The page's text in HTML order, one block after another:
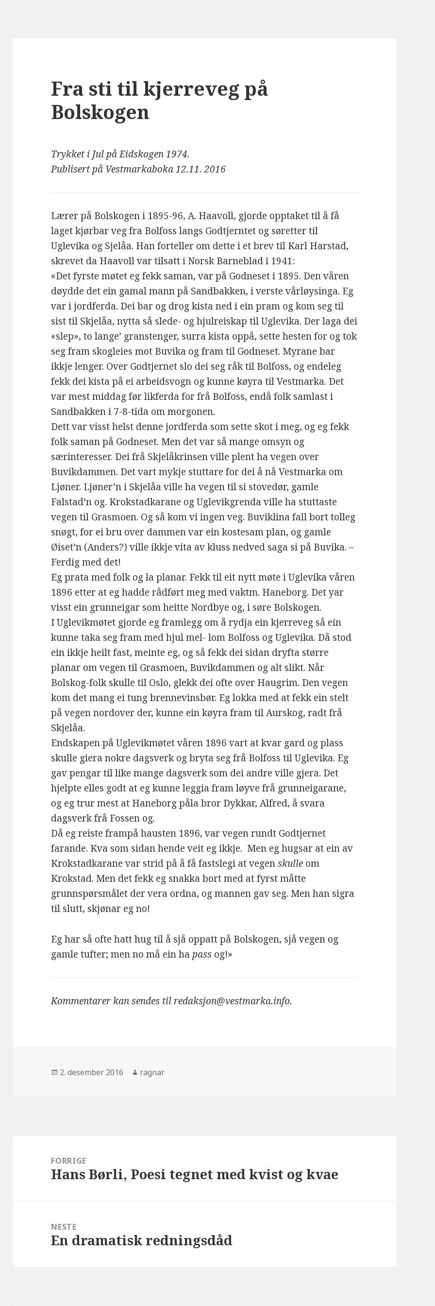
Fra sti til kjerreveg på
Bolskogen
Trykket i Jul på Eidskogen 1974.
Publisert på Vestmarkaboka 12.11. 2016
Lærer på Bolskogen i 1895-96, A. Haavoll, gjorde opptaket til å få
laget kjørbar veg fra Bolfoss langs Godtjerntet og søretter til
Uglevika og Sjelåa. Han forteller om dette i et brev til Karl Harstad,
skrevet da Haavoll var tilsatt i Norsk Barneblad i 1941:
«Det fyrste møtet eg fekk saman, var på Godneset i 1895. Den våren
døydde det ein gamal mann på Sandbakken, i verste vårløysinga. Eg
var i jordferda. Dei bar og drog kista ned i ein pram og kom seg til
sist til Skjelåa, nytta så slede- og hjulreiskap til Uglevika. Der laga dei
«slep», to lange’ granstenger, surra kista oppå, sette hesten for og tok
seg fram skogleies mot Buvika og fram til Godneset. Myrane bar
ikkje lenger. Over Godtjernet slo dei seg råk til Bolfoss, og endeleg
fekk dei kista på ei arbeidsvogn og kunne køyra til Vestmarka. Det
var mest middag før likferda for frå Bolfoss, endå folk samlast i
Sandbakken i 7-8-tida om morgonen.
Dett var visst helst denne jordferda som sette skot i meg, og eg fekk
folk saman på Godneset. Men det var så mange omsyn og
særinteresser. Dei frå Skjelåkrinsen ville plent ha vegen over
Buvikdammen. Det vart mykje stuttare for dei å nå Vestmarka om
Ljøner. Ljøner’n i Skjelåa ville ha vegen til si stovedør, gamle
Falstad’n og. Krokstadkarane og Uglevikgrenda ville ha stuttaste
vegen til Grasmoen. Og så kom vi ingen veg. Buviklina fall bort tolleg
snøgt, for ei bru over dammen var ein kostesam plan, og gamle
Øiset’n (Anders?) ville ikkje vita av kluss nedved saga si på Buvika. –
Ferdig med det!
Eg prata med folk og la planar. Fekk til eit nytt møte i Uglevika våren
1896 etter at eg hadde rådført meg med vaktm. Haneborg. Det yar
visst ein grunneigar som heitte Nordbye og, i søre Bolskogen.
I Uglevikmøtet gjorde eg framlegg om å rydja ein kjerreveg så ein
kunne taka seg fram med hjul mel- lom Bolfoss og Uglevika. Då stod
ein ikkje heilt fast, meinte eg, og så fekk dei sidan dryfta større
planar om vegen til Grasmoen, Buvikdammen og alt slikt. Når
Bolskog-folk skulle til Oslo, glekk dei ofte over Haugrim. Den vegen
kom det mang ei tung brennevinsbør. Eg lokka med at fekk ein stelt
på vegen nordover der, kunne ein køyra fram til Aurskog, radt frå
Skjelåa.
Endskapen på Uglevikmøtet våren 1896 vart at kvar gard og plass
skulle giera nokre dagsverk og bryta seg frå Bolfoss til Uglevika. Eg
gav pengar til like mange dagsverk som dei andre ville gjera. Det
hjelpte elles godt at eg kunne leggia fram løyve frå grunneigarane,
og eg trur mest at Haneborg påla bror Dykkar, Alfred, å svara
dagsverk frå Fossen og.
Då eg reiste frampå hausten 1896, var vegen rundt Godtjernet
farande. Kva som sidan hende veit eg ikkje. Men eg hugsar at ein av
Krokstadkarane var strid på å få fastslegi at vegenskulle om
Krokstad. Men det fekk eg snakka bort med at fyrst måtte
grunnspørsmålet der vera ordna, og mannen gav seg. Men han sigra
til slutt, skjønar eg no!
Eg har så ofte hatt hug til å sjå oppatt på Bolskogen, sjå vegen og
gamle tufter; men no må ein ha pass og!»
Kommentarer kan sendes til redaksjon@vestmarka.info.
Publisert
2. desember 2016 Forfatter
ragnar
FORRIGE
Forrige
Hans Børli, Poesi tegnet med kvist og kvae
NESTE
Neste
En dramatisk redningsdåd